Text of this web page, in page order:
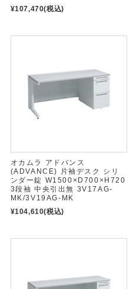
¥107,470(税込)
オカムラ アドバンス
(ADVANCE) 片袖デスク シリ
ンダー錠 W1500×D700×H720
3段袖 中央引出無 3V17AG-
MK/3V19AG-MK
¥104,610(税込)